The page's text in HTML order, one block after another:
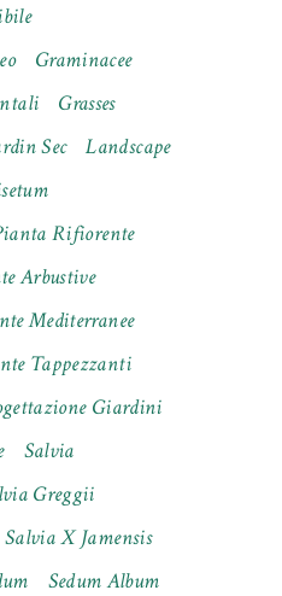
Graminacee
Grasses
Sec
Landscape
Rifiorente
Arbustive
Mediterranee
Tappezzanti
Giardini
Salvia
Greggii
Salvia X Jamensis
Sedum Album